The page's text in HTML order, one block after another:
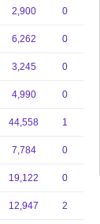
2,900 0
6,262 0
3,245 0
4,990 0
44,558 1
7,784 0
19,122 0
12,947 2